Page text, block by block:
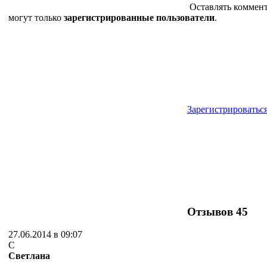
Оставлять
могут только зарегистрированные пользователи.
Отзывов 45
27.06.2014 в 09:07
С
Светлана